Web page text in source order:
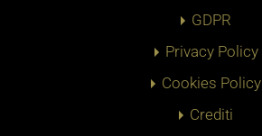
GDPR
Privacy Policy
Cookies Policy
Crediti